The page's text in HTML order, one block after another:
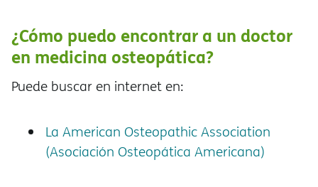
¿Cómo puedo encontrar a un doctor
en medicina osteopática?
Puede buscar en internet en:
La American Osteopathic Association
(Asociación Osteopática Americana)